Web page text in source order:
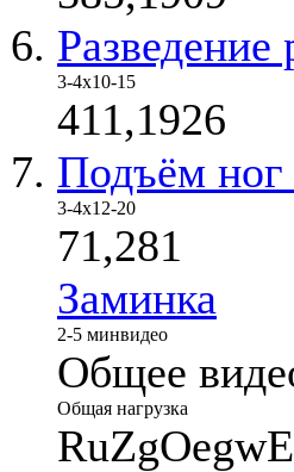
Разведение
3-4х10-15
411,1926
Подъём ног
3-4х12-20
71,281
Заминка
2-5 минвидео
Общее
Общая нагрузка